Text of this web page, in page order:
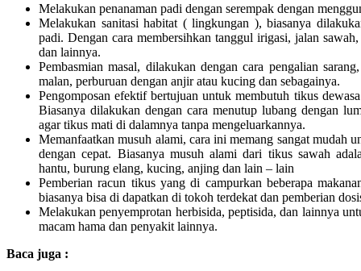
Melakukan penanaman padi dengan serempak dengan
Melakukan sanitasi habitat ( lingkungan ), biasanya
padi. Dengan cara membersihkan tanggul irigasi, jalan
dan lainnya.
Pembasmian masal, dilakukan dengan cara pengalian
malan, perburuan dengan anjir atau kucing dan sebagainya.
Pengomposan efektif bertujuan untuk membutuh tikus
Biasanya dilakukan dengan cara menutup lubang dengan
agar tikus mati di dalamnya tanpa mengeluarkannya.
Memanfaatkan musuh alami, cara ini memang sangat mudah
dengan cepat. Biasanya musuh alami dari tikus sawah
hantu, burung elang, kucing, anjing dan lain – lain
Pemberian racun tikus yang di campurkan beberapa
biasanya bisa di dapatkan di tokoh terdekat dan pemberian
Melakukan penyemprotan herbisida, peptisida, dan lainnya
macam hama dan penyakit lainnya.
Baca juga :